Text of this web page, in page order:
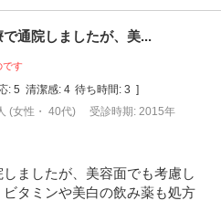
通院しましたが、美...
です
: 5 清潔感: 4 待ち時間: 3 ]
(女性・ 40代) 受診時期: 2015年
ましたが、美容面でも考慮し
タミンや美白の飲み薬も処方